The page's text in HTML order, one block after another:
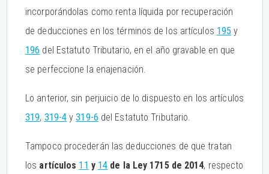
incorporándolas como renta líquida por recuperación
de deducciones en los términos de los artículos 195 y
196 del Estatuto Tributario, en el año gravable en que
se perfeccione la enajenación.
Lo anterior, sin perjuicio de lo dispuesto en los artículos
319, 319-4 y319-6 del Estatuto Tributario.
Tampoco procederán las deducciones de que tratan
los artículos 11 y 14 de la Ley 1715 de 2014, respecto